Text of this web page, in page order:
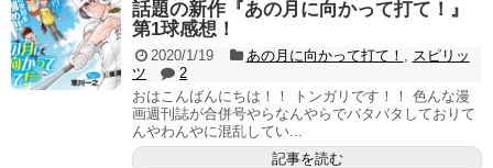
話題の新作『あの月に向かって打て！』
第1球感想！
2020/1/19 あの月に向かって打て！ , スピリッ
ツ
2
おはこんばんにちは！！ トンガリです！！ 色んな漫
画週刊誌が合併号やらなんやらでバタバタしておりて
んやわんやに混乱してい...
記事を読む